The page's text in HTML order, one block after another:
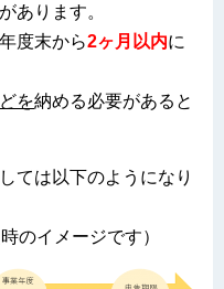
あります。
度末から2ヶ月以内に
を納める必要があると
ては以下のようになり
のイメージです）